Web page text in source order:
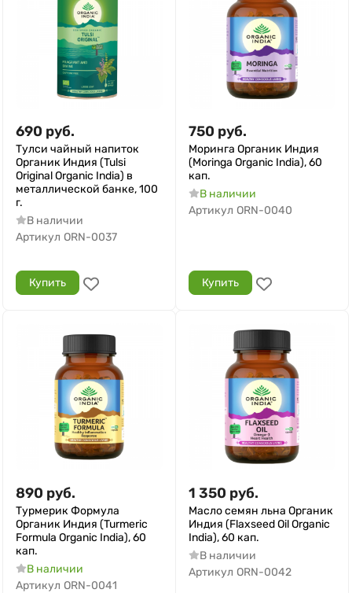
690 руб.
Тулси чайный напиток
Органик Индия (Tulsi
Original Organic India) в
металлической банке, 100
г.
В наличии
Артикул ORN-0037
Купить
750 руб.
Моринга Органик Индия
(Moringa Organic India), 60
кап.
В наличии
Артикул ORN-0040
Купить
890 руб.
Турмерик Формула
Органик Индия (Turmeric
Formula Organic India), 60
кап.
В наличии
Артикул ORN-0041
1 350 руб.
Масло семян льна Органик
Индия (Flaxseed Oil Organic
India), 60 кап.
В наличии
Артикул ORN-0042